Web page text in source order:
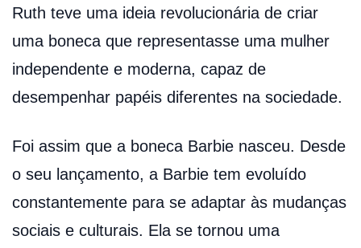
Ruth teve uma ideia revolucionária de criar
uma boneca que representasse uma mulher
independente e moderna, capaz de
desempenhar papéis diferentes na sociedade.
Foi assim que a boneca Barbie nasceu. Desde
o seu lançamento, a Barbie tem evoluído
constantemente para se adaptar às mudanças
sociais e culturais. Ela se tornou uma